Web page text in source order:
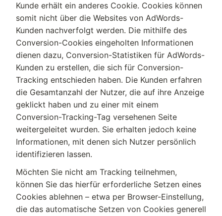
Kunde erhält ein anderes Cookie. Cookies können
somit nicht über die Websites von AdWords-
Kunden nachverfolgt werden. Die mithilfe des
Conversion-Cookies eingeholten Informationen
dienen dazu, Conversion-Statistiken für AdWords-
Kunden zu erstellen, die sich für Conversion-
Tracking entschieden haben. Die Kunden erfahren
die Gesamtanzahl der Nutzer, die auf ihre Anzeige
geklickt haben und zu einer mit einem
Conversion-Tracking-Tag versehenen Seite
weitergeleitet wurden. Sie erhalten jedoch keine
Informationen, mit denen sich Nutzer persönlich
identifizieren lassen.
Möchten Sie nicht am Tracking teilnehmen,
können Sie das hierfür erforderliche Setzen eines
Cookies ablehnen – etwa per Browser-Einstellung,
die das automatische Setzen von Cookies generell